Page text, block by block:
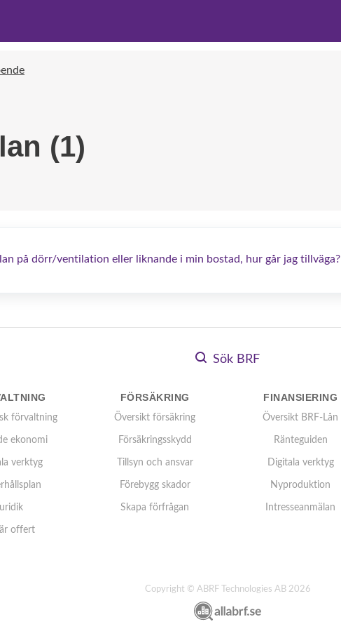
(1)
på dörr/ventilation eller liknande i min bostad, hur går jag tillväga?
Sök BRF
förvaltning
ekonomi
verktyg
offert
FÖRSÄKRING
Översikt försäkring
Försäkringsskydd
Tillsyn och ansvar
Förebygg skador
Skapa förfrågan
FINANSIERING
Översikt BRF-Lån
Ränteguiden
Digitala verktyg
Nyproduktion
Intresseanmälan
Copyright © ABRF Technologies AB 2026